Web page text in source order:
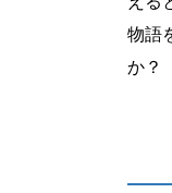
物語
か？